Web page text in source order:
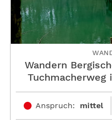
Wandern
Tuchmacherweg
Anspruch: mittel